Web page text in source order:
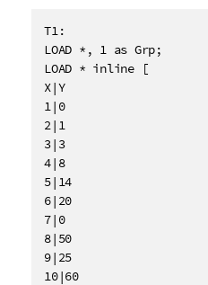
T1:
LOAD *, 1 as Grp;
LOAD * inline [
X|Y
1|0
2|1
3|3
4|8
5|14
6|20
7|0
8|50
9|25
10|60